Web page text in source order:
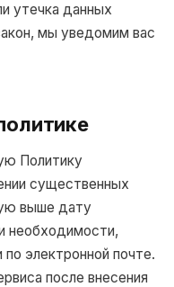
утечка данных
мы уведомим вас
Политику
существенных
выше дату
необходимости,
электронной почте.
после внесения